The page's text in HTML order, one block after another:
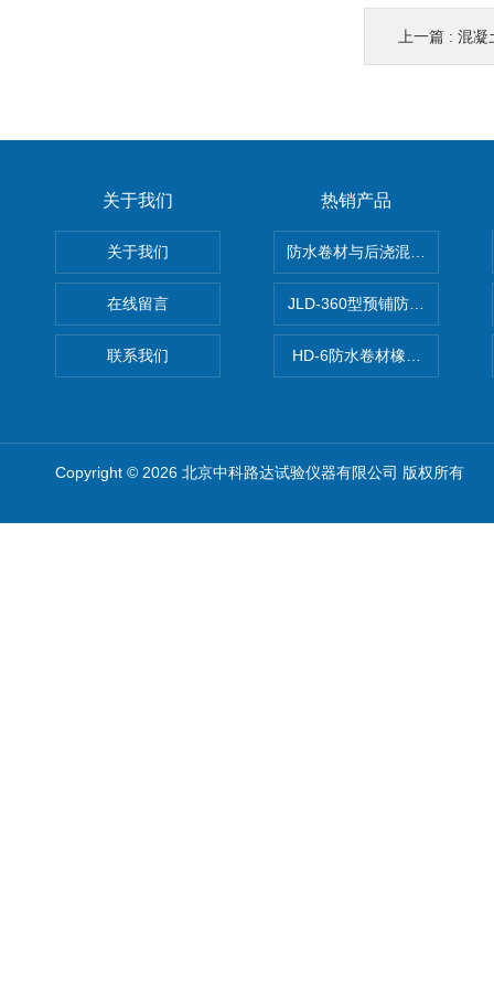
上一篇 : 混凝
关于我们
关于我们
在线留言
联系我们
热销产品
防水卷材与后浇混凝土剥离强
JLD-360型预铺防水卷材抗冲
HD-6防水卷材橡胶测厚仪
Copyright © 2026 北京中科路达试验仪器有限公司 版权所有